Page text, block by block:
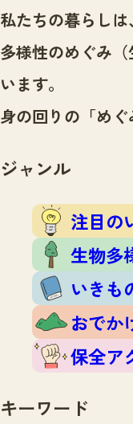
センター
サイトポ
ニュース
いきもの
いきもの
生物多様
おでかけ
保全アク
イベント
調査レポー
調査レポ
調査結果
ふくおか
マッチ
マッチン
掲載申し
お問合せ
私たちの暮らし
多様性のめぐみ
います。
身の回りの「め
ジャンル
注目の
生物多
いきも
おでか
保全ア
キーワード